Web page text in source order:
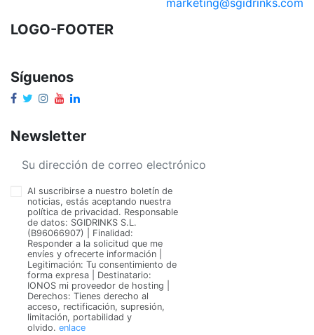
LOGO-FOOTER
Síguenos
Newsletter
Al suscribirse a nuestro boletín de
noticias, estás aceptando nuestra
política de privacidad. Responsable
de datos: SGIDRINKS S.L.
(B96066907) | Finalidad:
Responder a la solicitud que me
envíes y ofrecerte información |
Legitimación: Tu consentimiento de
forma expresa | Destinatario:
IONOS mi proveedor de hosting |
Derechos: Tienes derecho al
acceso, rectificación, supresión,
limitación, portabilidad y
olvido. enlace